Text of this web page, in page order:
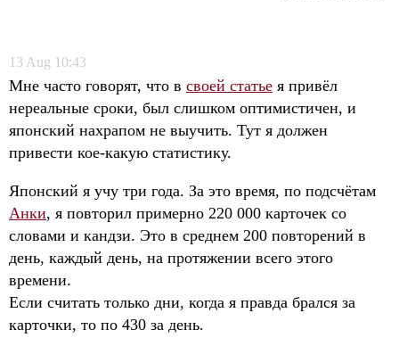
13 Aug 10:43
Мне часто говорят, что в своей статье я привёл
нереальные сроки, был слишком оптимистичен, и
японский нахрапом не выучить. Тут я должен
привести кое-какую статистику.
Японский я учу три года. За это время, по подсчётам
Анки, я повторил примерно 220 000 карточек со
словами и кандзи. Это в среднем 200 повторений в
день, каждый день, на протяжении всего этого
времени.
Если считать только дни, когда я правда брался за
карточки, то по 430 за день.